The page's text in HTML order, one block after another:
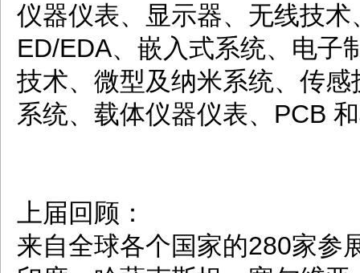
仪器仪表、显示器、无线技
ED/EDA、嵌入式系统、电子
技术、微型及纳米系统、传
系统、载体仪器仪表、PCB
上届回顾：
来自全球各个国家的280家参